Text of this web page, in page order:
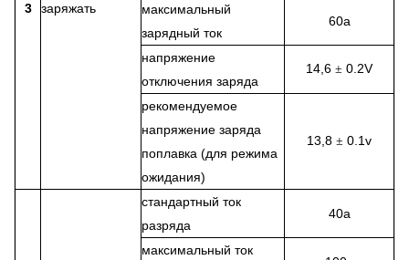
3 заряжать
максимальный
зарядный ток
60а
напряжение
отключения заряда
14,6 ± 0.2V
рекомендуемое
напряжение заряда
поплавка (для режима
ожидания)
13,8 ± 0.1v
стандартный ток
разряда
40а
максимальный ток